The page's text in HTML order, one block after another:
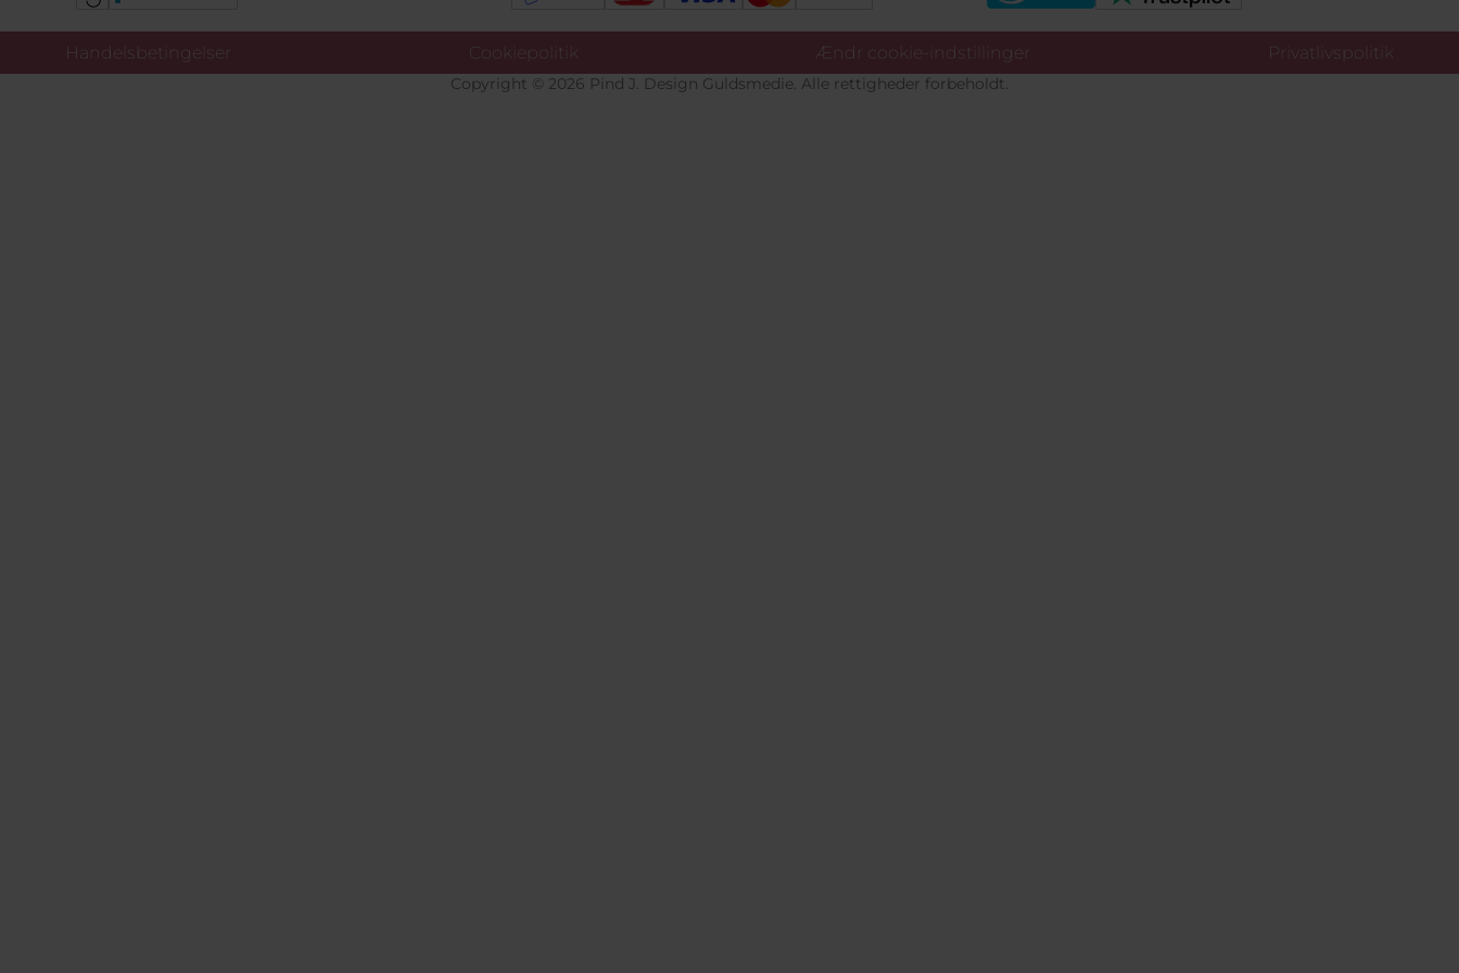
Handelsbetingelser Cookiepolitik Ændr cookie-indstillinger Privatlivspolitik
Copyright © 2026 Pind J. Design Guldsmedie. Alle rettigheder forbeholdt.